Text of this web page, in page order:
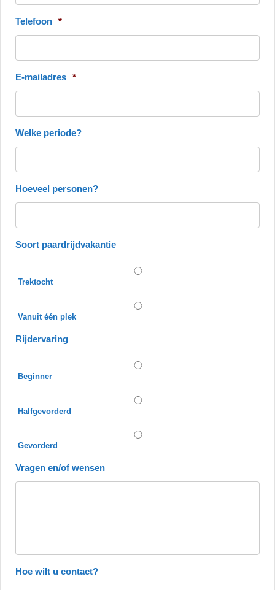
Telefoon *
E-mailadres *
Welke periode?
Hoeveel personen?
Soort paardrijdvakantie
Trektocht
Vanuit één plek
Rijdervaring
Beginner
Halfgevorderd
Gevorderd
Vragen en/of wensen
Hoe wilt u contact?